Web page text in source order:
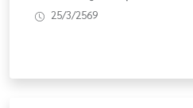
25/3/2569